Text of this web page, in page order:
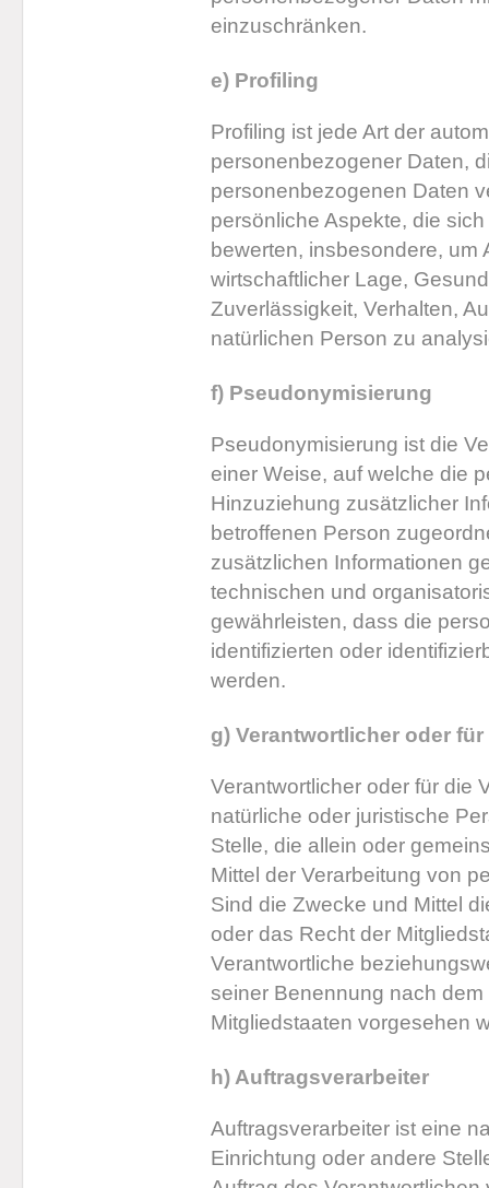
einzuschränken.
e) Profiling
Profiling ist jede Art der
personenbezogener Daten,
personenbezogenen Daten
persönliche Aspekte, die
bewerten, insbesondere, um
wirtschaftlicher Lage,
Zuverlässigkeit, Verhalten,
natürlichen Person zu
f) Pseudonymisierung
Pseudonymisierung ist die
einer Weise, auf welche die
Hinzuziehung zusätzlicher
betroffenen Person
zusätzlichen Informationen
technischen und
gewährleisten, dass die
identifizierten oder
werden.
g) Verantwortlicher oder
Verantwortlicher oder für die
natürliche oder juristische
Stelle, die allein oder
Mittel der Verarbeitung von
Sind die Zwecke und Mittel
oder das Recht der
Verantwortliche
seiner Benennung nach
Mitgliedstaaten vorgesehen
h) Auftragsverarbeiter
Auftragsverarbeiter ist eine
Einrichtung oder andere